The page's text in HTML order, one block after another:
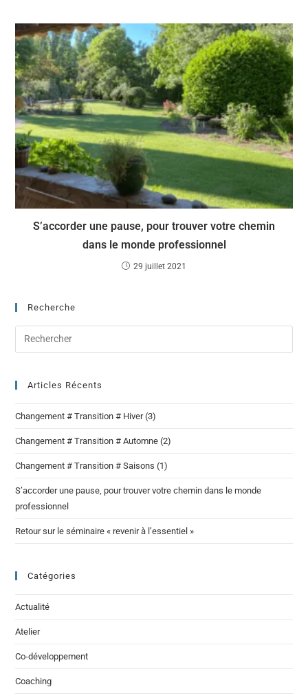
S’accorder une pause, pour trouver votre chemin
dans le monde professionnel
29 juillet 2021
Recherche
Articles Récents
Changement # Transition # Hiver (3)
Changement # Transition # Automne (2)
Changement # Transition # Saisons (1)
S’accorder une pause, pour trouver votre chemin dans le monde
professionnel
Retour sur le séminaire « revenir à l’essentiel »
Catégories
Actualité
Atelier
Co-développement
Coaching